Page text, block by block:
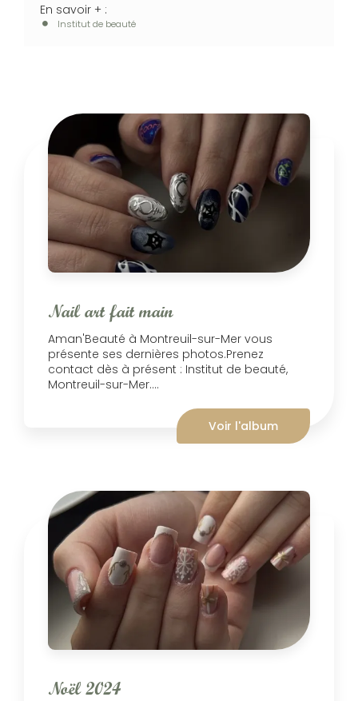
En savoir + :
Institut de beauté
Nail art fait main
Aman'Beauté à Montreuil-sur-Mer vous
présente ses dernières photos.Prenez
contact dès à présent : Institut de beauté,
Montreuil-sur-Mer....
Voir l'album
Noël 2024